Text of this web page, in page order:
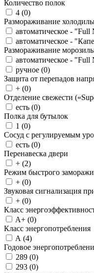
Количество полок
4 (0)
Размораживание
автоматическое - "Full
автоматическое -
Размораживание
автоматическое - "Full
ручное (0)
Защита от перепадов
+ (0)
Отделение свежести
есть (0)
Полка для бутылок
1 (0)
Сосуд с регулируемым
есть (0)
Перенавеска двери
+ (2)
Режим быстрого
+ (0)
Звуковая сигнализация
+ (0)
Класс
A+ (0)
Класс энергопотребления
A (4)
Годовое
289 (0)
293 (0)